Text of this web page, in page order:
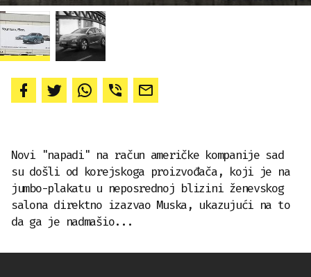
Novi "napadi" na račun američke kompanije sad
su došli od korejskoga proizvođača, koji je na
jumbo-plakatu u neposrednoj blizini ženevskog
salona direktno izazvao Muska, ukazujući na to
da ga je nadmašio...